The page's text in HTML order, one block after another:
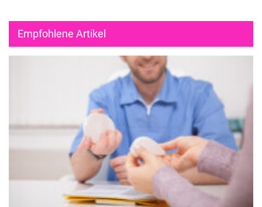
Empfohlene Artikel